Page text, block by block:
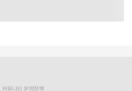
커뮤니티 운영정책